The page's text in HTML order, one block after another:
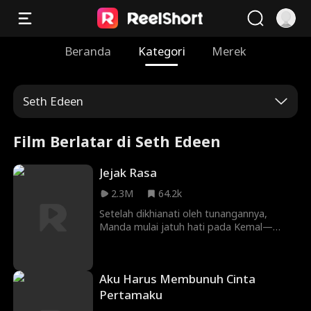
Beranda Kategori Merek
Seth Edeen
Film Berlatar di Seth Edeen
Jejak Rasa
2.3M
64.2k
Setelah dikhianati oleh tunangannya,
Manda mulai jatuh hati pada Kemal—
mereka berdua.
Aku Harus Membunuh Cinta
Pertamaku